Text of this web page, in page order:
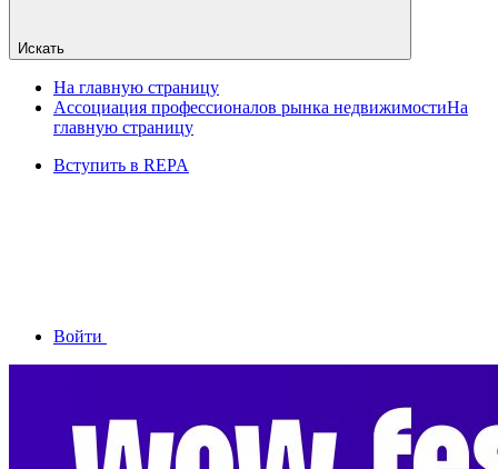
Искать
На главную страницу
Ассоциация профессионалов рынка недвижимостиНа
главную страницу
Вступить в REPA
Войти